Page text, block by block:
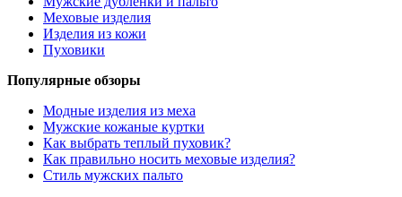
Меховые изделия
Изделия из кожи
Пуховики
Популярные обзоры
Модные изделия из меха
Мужские кожаные куртки
Как выбрать теплый пуховик?
Как правильно носить меховые изделия?
Стиль мужских пальто